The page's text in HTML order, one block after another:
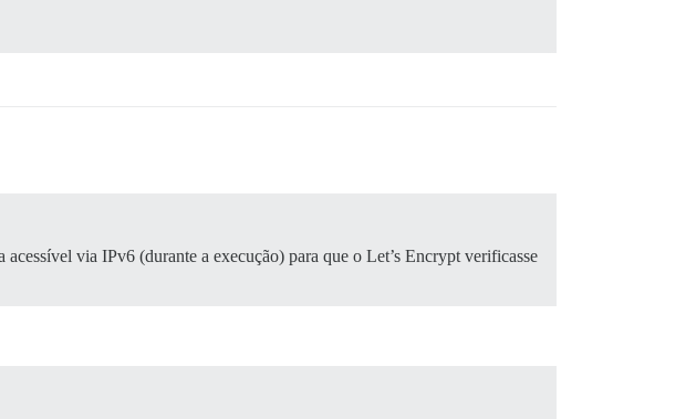
via IPv6 (durante a execução) para que o Let’s Encrypt verificasse